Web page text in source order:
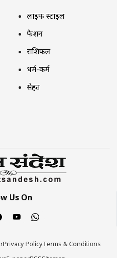
लाइफ स्टाइल
फैशन
राशिफल
धर्म-कर्म
सेहत
Us On
Privacy PolicyTerms & Conditions